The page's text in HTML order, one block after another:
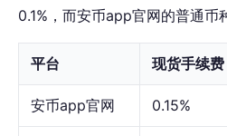
0.1%，而安币app官网的普通币
平台 现货手续费
安币app官网 0.15%